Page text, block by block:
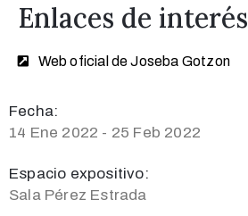
Enlaces de interés
Web oficial de Joseba Gotzon
Fecha:
14 Ene 2022 - 25 Feb 2022
Espacio expositivo:
Sala Pérez Estrada